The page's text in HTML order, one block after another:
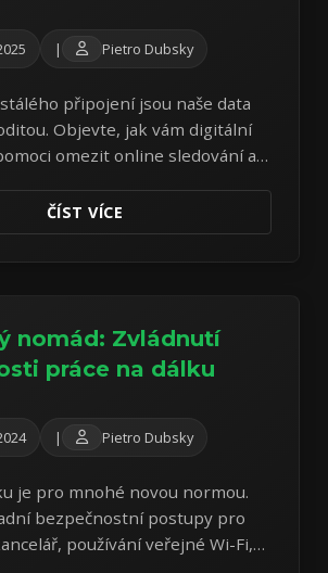
| Pietro Dubsky
připojení jsou naše data
Objevte, jak vám digitální
omezit online sledování a
ČÍST VÍCE
nomád: Zvládnutí
práce na dálku
| Pietro Dubsky
je pro mnohé novou normou.
bezpečnostní postupy pro
používání veřejné Wi-Fi,